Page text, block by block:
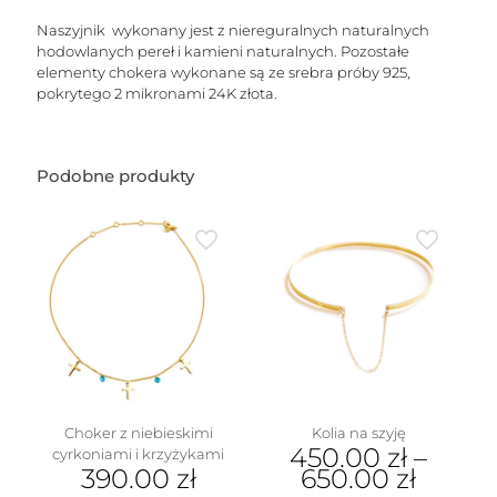
Naszyjnik wykonany jest z niereguralnych naturalnych
hodowlanych pereł i kamieni naturalnych. Pozostałe
elementy chokera wykonane są ze srebra próby 925,
pokrytego 2 mikronami 24K złota.
Podobne produkty
Choker z niebieskimi
cyrkoniami i krzyżykami
390.00 zł
Kolia na szyję
450.00 zł –
650.00 zł